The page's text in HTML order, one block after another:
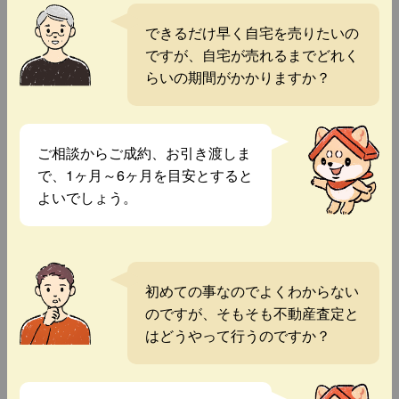
できるだけ早く自宅を売りたいの
ですが、自宅が売れるまでどれく
らいの期間がかかりますか？
ご相談からご成約、お引き渡しま
で、1ヶ月～6ヶ月を目安とすると
よいでしょう。
初めての事なのでよくわからない
のですが、そもそも不動産査定と
はどうやって行うのですか？